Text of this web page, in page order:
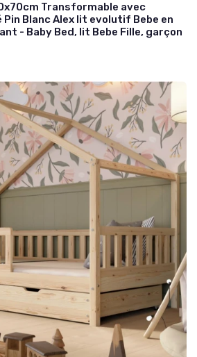
Transformable avec
Blanc Alex lit evolutif Bebe en
- Baby Bed, lit Bebe Fille, garçon